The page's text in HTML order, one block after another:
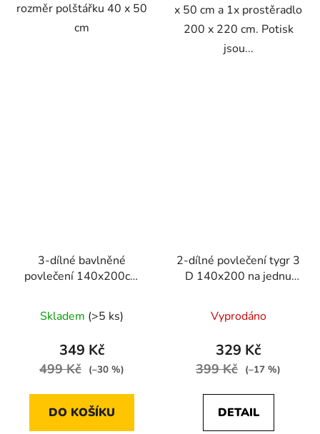
rozměr polštářku 40 x 50
cm
x 50 cm a 1x prostěradlo
200 x 220 cm. Potisk
jsou...
3-dílné bavlněné
povlečení 140x200cm
Skladem (>5 ks)
349 Kč
499 Kč (–30 %)
DO KOŠÍKU
2-dílné povlečení tygr 3
D 140x200 na jednu
Vyprodáno
329 Kč
399 Kč (–17 %)
DETAIL